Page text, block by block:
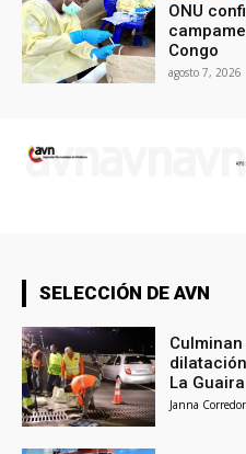
ONU
Congo
agosto 7, 2026
SELECCIÓN DE AVN
La Guaira
Janna Corredor